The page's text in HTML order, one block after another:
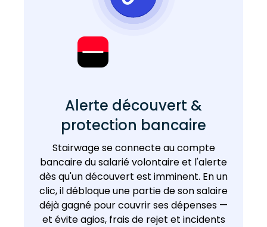
Alerte découvert &
protection bancaire
Stairwage se connecte au compte
bancaire du salarié volontaire et l'alerte
dès qu'un découvert est imminent. En un
clic, il débloque une partie de son salaire
déjà gagné pour couvrir ses dépenses —
et évite agios, frais de rejet et incidents